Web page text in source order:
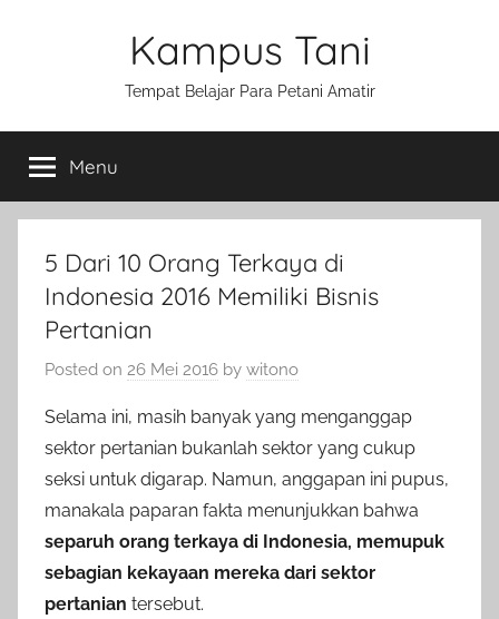
Kampus Tani
Tempat Belajar Para Petani Amatir
Menu
5 Dari 10 Orang Terkaya di
Indonesia 2016 Memiliki Bisnis
Pertanian
Posted on 26 Mei 2016 by witono
Selama ini, masih banyak yang menganggap
sektor pertanian bukanlah sektor yang cukup
seksi untuk digarap. Namun, anggapan ini pupus,
manakala paparan fakta menunjukkan bahwa
separuh orang terkaya di Indonesia, memupuk
sebagian kekayaan mereka dari sektor
pertanian tersebut.